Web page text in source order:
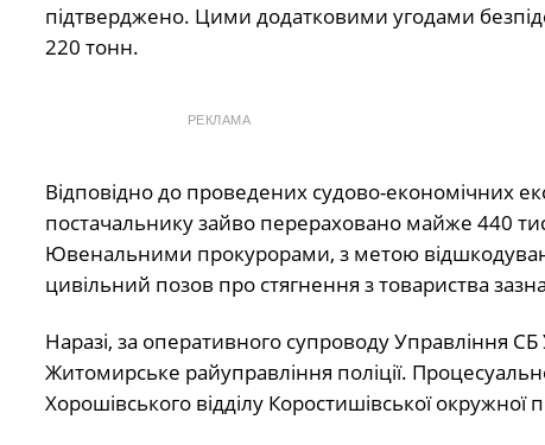
підтверджено. Цими додатковими угодами
220 тонн.
РЕКЛАМА
Відповідно до проведених судово-економічних
постачальнику зайво перераховано майже 440
Ювенальними прокурорами, з метою
цивільний позов про стягнення з товариства
Наразі, за оперативного супроводу Управління
Житомирське райуправління поліції.
Хорошівського відділу Коростишівської окружної